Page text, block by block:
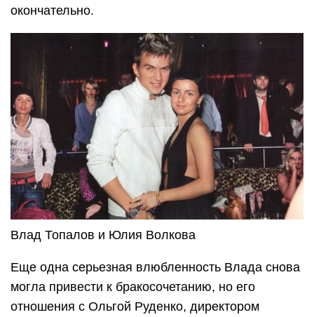
окончательно.
Влад Топалов и Юлия Волкова
Еще одна серьезная влюбленность Влада снова
могла привести к бракосочетанию, но его
отношения с Ольгой Руденко, директором